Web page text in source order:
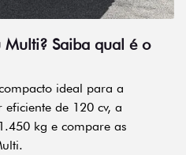
Multi? Saiba qual é o
ideal para a
de 120 cv, a
kg e compare as